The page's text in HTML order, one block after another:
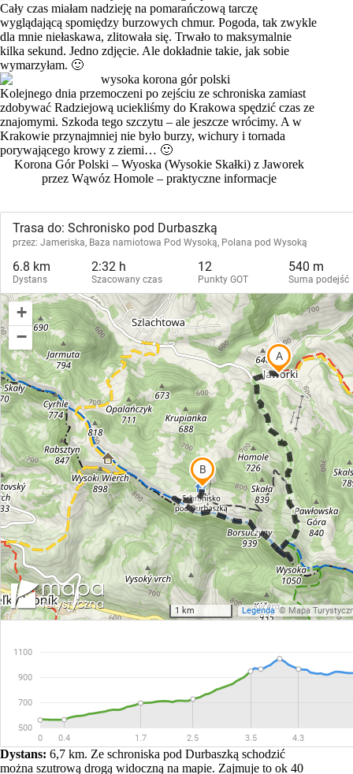
Cały czas miałam nadzieję na pomarańczową tarczę
wyglądającą spomiędzy burzowych chmur. Pogoda, tak zwykle
dla mnie niełaskawa, zlitowała się. Trwało to maksymalnie
kilka sekund. Jedno zdjęcie. Ale dokładnie takie, jak sobie
wymarzyłam. 🙂
Kolejnego dnia przemoczeni po zejściu ze schroniska zamiast
zdobywać Radziejową uciekliśmy do Krakowa spędzić czas ze
znajomymi. Szkoda tego szczytu – ale jeszcze wrócimy. A w
Krakowie przynajmniej nie było burzy, wichury i tornada
porywającego krowy z ziemi… 🙂
Korona Gór Polski – Wyoska (Wysokie Skałki) z Jaworek
przez Wąwóz Homole – praktyczne informacje
Dystans: 6,7 km. Ze schroniska pod Durbaszką schodzić
można szutrową drogą widoczną na mapie. Zajmuje to ok 40